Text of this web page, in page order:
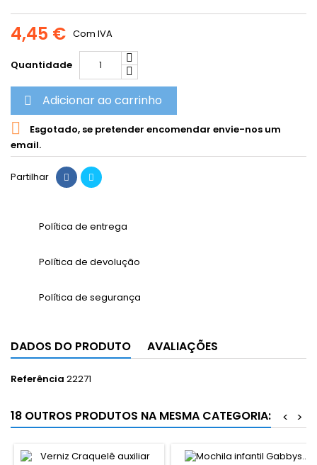
4,45 € Com IVA
Quantidade
 Adicionar ao carrinho

Esgotado, se pretender encomendar envie-nos um
email.
Partilhar
Política de entrega
Política de devolução
Política de segurança
DADOS DO PRODUTO AVALIAÇÕES
Referência 22271
18 OUTROS PRODUTOS NA MESMA CATEGORIA: >
<